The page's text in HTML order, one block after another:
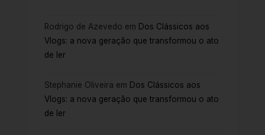
Rodrigo de Azevedo em Dos Clássicos aos
Vlogs: a nova geração que transformou o ato
de ler
Stephanie Oliveira em Dos Clássicos aos
Vlogs: a nova geração que transformou o ato
de ler